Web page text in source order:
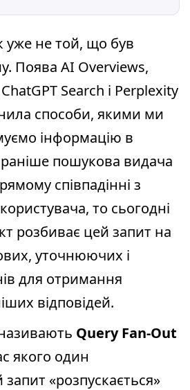
уже не той, що був
Поява AI Overviews,
Search і Perplexity
способи, якими ми
інформацію в
раніше пошукова видача
співпадінні з
то сьогодні
розбиває цей запит на
уточнюючих і
для отримання
відповідей.
Query Fan-Out
якого один
«розпускається»